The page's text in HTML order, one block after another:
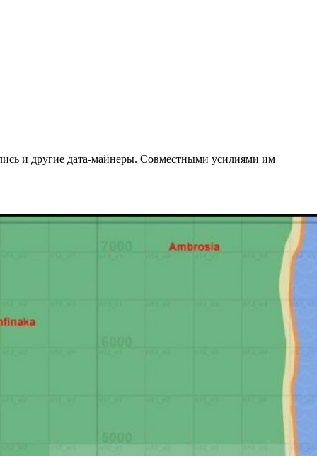
и другие дата-майнеры. Совместными усилиями им